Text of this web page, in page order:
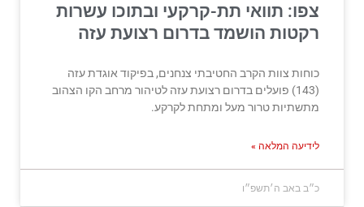
צפו: תוואי תת-קרקעי ובתוכו עשרות
רקטות הושמד בדרום רצועת עזה
כוחות צוות הקרב החטיבתי צנחנים, בפיקוד אוגדת עזה
(143) פועלים בדרום רצועת עזה לטיהור מרחב הקו הצהוב
מתשתיות טרור מעל ומתחת לקרקע.
לידיעה המלאה »
כ״ב באב ה׳תשפ״ו